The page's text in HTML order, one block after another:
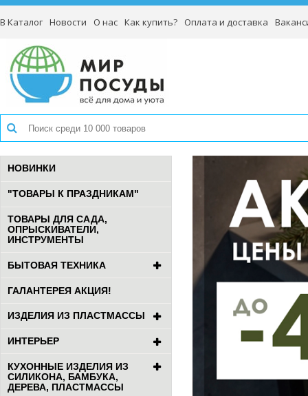
В Каталог Новости О нас Как купить? Оплата и доставка
НОВИНКИ
"ТОВАРЫ К ПРАЗДНИКАМ"
ТОВАРЫ ДЛЯ САДА,
ОПРЫСКИВАТЕЛИ,
ИНСТРУМЕНТЫ
БЫТОВАЯ ТЕХНИКА
ГАЛАНТЕРЕЯ АКЦИЯ!
ИЗДЕЛИЯ ИЗ ПЛАСТМАССЫ
ИНТЕРЬЕР
КУХОННЫЕ ИЗДЕЛИЯ ИЗ
СИЛИКОНА, БАМБУКА,
ДЕРЕВА, ПЛАСТМАССЫ